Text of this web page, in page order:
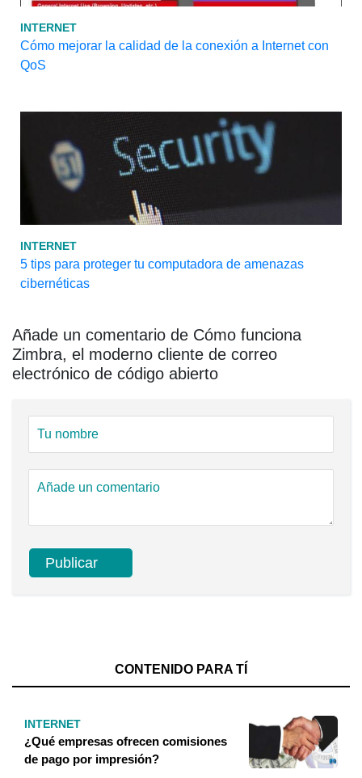
INTERNET
Cómo mejorar la calidad de la conexión a Internet con
QoS
INTERNET
5 tips para proteger tu computadora de amenazas
cibernéticas
Añade un comentario de Cómo funciona
Zimbra, el moderno cliente de correo
electrónico de código abierto
CONTENIDO PARA TÍ
INTERNET
¿Qué empresas ofrecen comisiones
de pago por impresión?